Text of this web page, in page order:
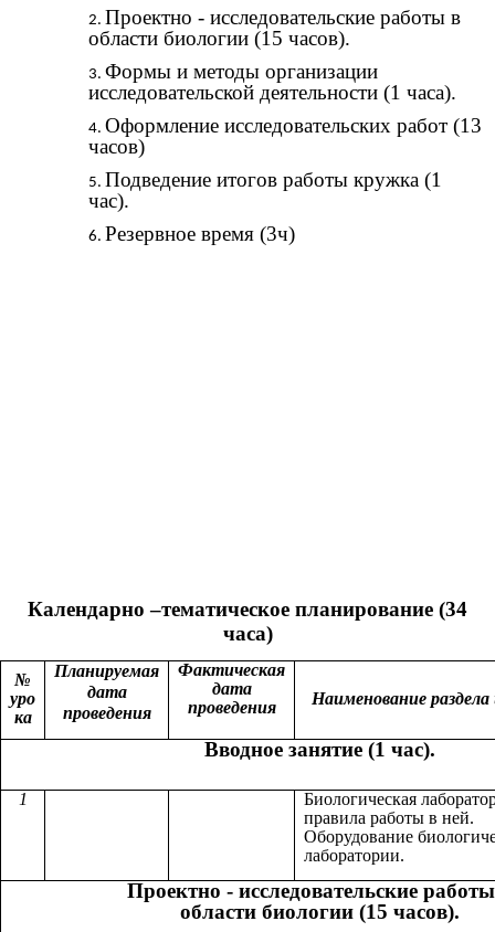
Проектно - исследовательские работы в
области биологии (15 часов).
Формы и методы организации
исследовательской деятельности (1 часа).
Оформление исследовательских работ (13
часов)
Подведение итогов работы кружка (1
час).
Резервное время (3ч)
Календарно –тематическое планирование (34
часа)
№
уро
ка
Планируемая
дата
проведения
Фактическая
дата
проведения
Наименование
Вводное занятие (1 час).
1
Биологическая
правила работы в ней.
Оборудование
лаборатории.
Проектно - исследовательские
области биологии (15 часов).